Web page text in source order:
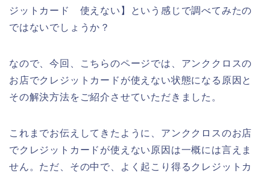
ジットカード 使えない】という感じで調べてみたの
ではないでしょうか？
なので、今回、こちらのページでは、アンククロスの
お店でクレジットカードが使えない状態になる原因と
その解決方法をご紹介させていただきました。
これまでお伝えしてきたように、アンククロスのお店
でクレジットカードが使えない原因は一概には言えま
せん。ただ、その中で、よく起こり得るクレジットカ